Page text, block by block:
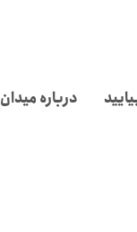
درباره میدان